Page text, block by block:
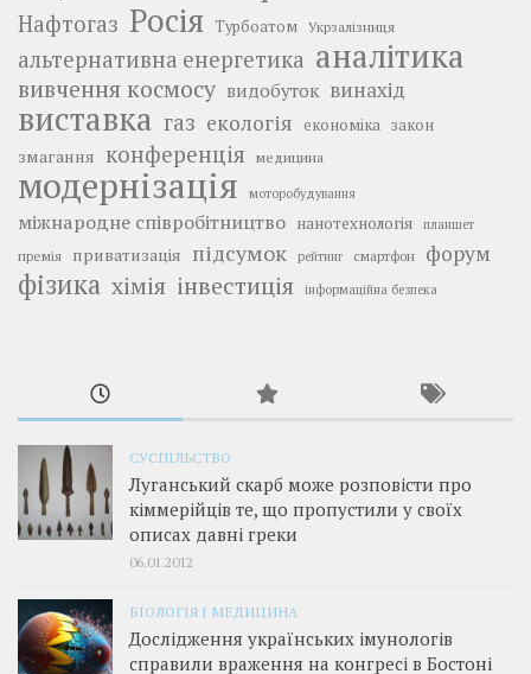
Нафтогаз Росія Турбоатом Укрзалізниця
альтернативна енергетика аналітика
вивчення космосу видобуток винахід
виставка газ екологія економіка закон
змагання конференція медицина
модернізація моторобудування
міжнародне співробітництво нанотехнологія планшет
премія приватизація підсумок рейтинг смартфон форум
фізика хімія інвестиція інформаційна безпека
СУСПІЛЬСТВО
Луганський скарб може розповісти про
кіммерійців те, що пропустили у своїх
описах давні греки
06.01.2012
БІОЛОГІЯ І МЕДИЦИНА
Дослідження українських імунологів
справили враження на конгресі в Бостоні